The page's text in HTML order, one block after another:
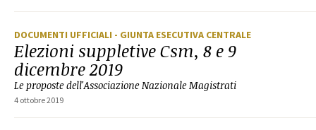
DOCUMENTI UFFICIALI - GIUNTA ESECUTIVA CENTRALE
Elezioni suppletive Csm, 8 e 9
dicembre 2019
Le proposte dell'Associazione Nazionale Magistrati
4 ottobre 2019